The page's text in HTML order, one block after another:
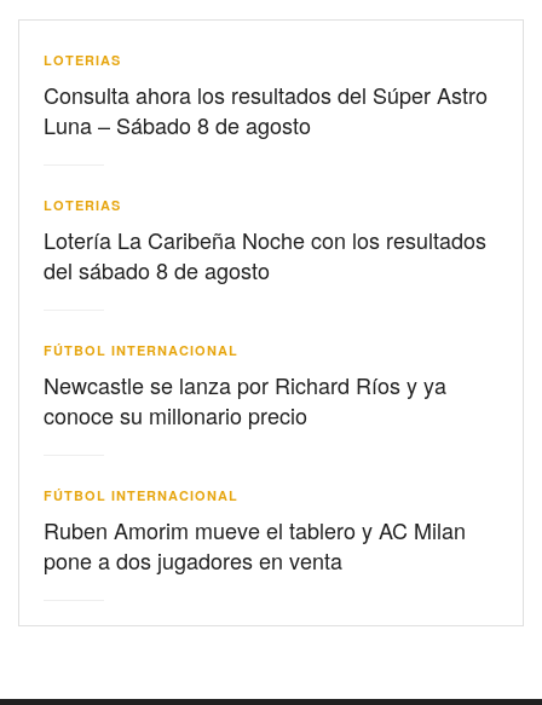
LOTERIAS
Consulta ahora los resultados del Súper Astro
Luna – Sábado 8 de agosto
LOTERIAS
Lotería La Caribeña Noche con los resultados
del sábado 8 de agosto
FÚTBOL INTERNACIONAL
Newcastle se lanza por Richard Ríos y ya
conoce su millonario precio
FÚTBOL INTERNACIONAL
Ruben Amorim mueve el tablero y AC Milan
pone a dos jugadores en venta